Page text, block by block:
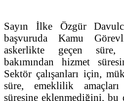
Sayın İlke Özgür
başvuruda Kamu
askerlikte geçen süre,
bakımından hizmet
Sektör çalışanları için,
süre, emeklilik amaçları
süresine eklenmediğini,